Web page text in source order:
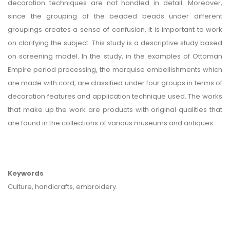
decoration techniques are not handled in detail. Moreover,
since the grouping of the beaded beads under different
groupings creates a sense of confusion, it is important to work
on clarifying the subject. This study is a descriptive study based
on screening model. In the study, in the examples of Ottoman
Empire period processing, the marquise embellishments which
are made with cord, are classified under four groups in terms of
decoration features and application technique used. The works
that make up the work are products with original qualities that
are found in the collections of various museums and antiques.
Keywords
Culture, handicrafts, embroidery.